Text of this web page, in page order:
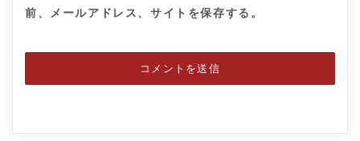
前、メールアドレス、サイトを保存する。